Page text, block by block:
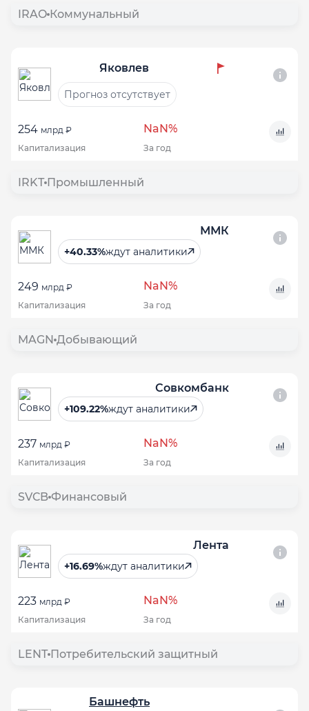
IRAO Коммунальный
Яковлев
Прогноз отсутствует
254 млрд ₽ NaN%
Капитализация За год
IRKT Промышленный
ММК
+40.33%ждут аналитики
249 млрд ₽ NaN%
Капитализация За год
MAGN Добывающий
Совкомбанк
+109.22%ждут аналитики
237 млрд ₽ NaN%
Капитализация За год
SVCB Финансовый
Лента
+16.69%ждут аналитики
223 млрд ₽ NaN%
Капитализация За год
LENT Потребительский защитный
Башнефть